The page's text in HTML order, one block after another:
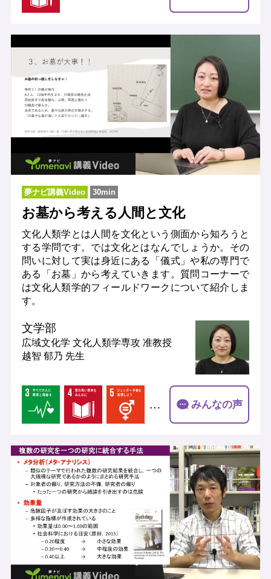
夢ナビ講義Video 30min
お墓から考える人間と文化
文化人類学とは人間を文化という側面から知ろうと
する学問です。では文化とはなんでしょうか。その
問いに対して実は身近にある「儀式」や私の専門で
ある「お墓」から考えていきます。質問コーナーで
は文化人類学的フィールドワークについて紹介しま
す。
文学部
広域文化学 文化人類学専攻 准教授
越智 郁乃 先生
… みんなの声